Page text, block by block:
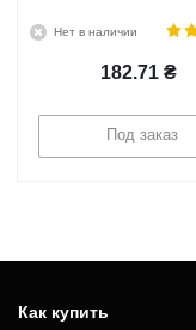
Нет в наличии
182.71 ₴
Под заказ
Как купить